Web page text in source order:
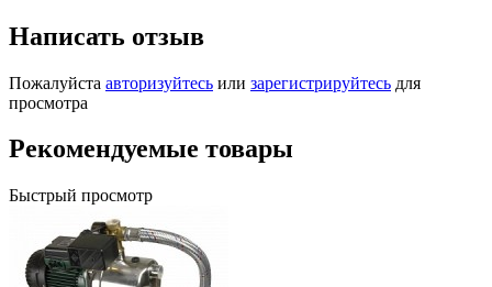
Написать отзыв
Пожалуйста авторизуйтесь или зарегистрируйтесь для
просмотра
Рекомендуемые товары
Быстрый просмотр